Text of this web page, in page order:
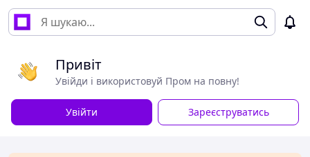
Привіт
Увійди і використовуй Пром на повну!
Увійти Зареєструватись